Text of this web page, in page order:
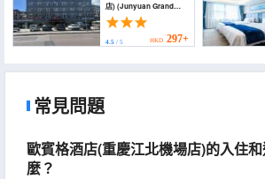
店) (Junyuan Grand
Hotel (Jiangbei
International Airport
Branch))
4.5 / 5 HKD 297+
常見問題
歐賓格酒店(重慶江北機場店)的入住
麼？